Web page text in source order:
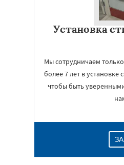
Установка
Мы сотрудничаем
более 7 лет в установке
чтобы быть